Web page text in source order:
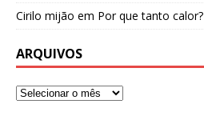
Cirilo mijão em Por que tanto calor?
ARQUIVOS